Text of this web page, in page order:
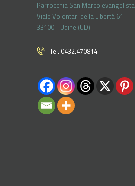
Parrocchia San Marco evangelista
Viale Volontari della Libertá 61
33100 - Udine (UD)
Tel. 0432.470814